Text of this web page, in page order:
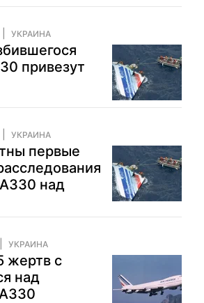
УКРАИНА
привезут
УКРАИНА
первые
над
УКРАИНА
жертв с
над